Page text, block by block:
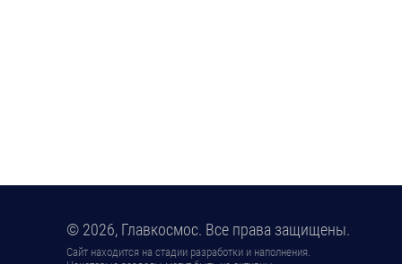
© 2026, Главкосмос. Все права защищены.
Сайт находится на стадии разработки и наполнения.